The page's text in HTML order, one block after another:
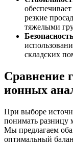
резкие
тяжелыми
складских
Сравнение
ионных
При выборе
понимать
Мы предлагаем
оптимальный